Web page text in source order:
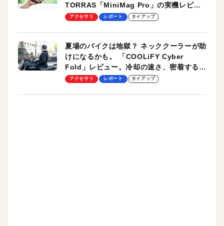
TORRAS「MiniMag Pro」の実機レビュ
ーも
アクセサリ レポート タイアップ
夏場のバイクは地獄？ ネッククーラーが助
けになるかも。 「COOLiFY Cyber
Fold」レビュー。冷却の速さ、密着する冷
却プレート、シンプルな操作性がグッド！
アクセサリ レポート タイアップ